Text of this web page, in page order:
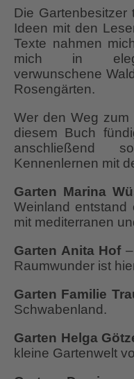
Die Gartenbesitzer
Ideen mit den
Texte nahmen
mich in
verwunschene
Rosengärten.
Wer den Weg
diesem Buch
anschließend
Kennenlernen mit
Garten Marina
Weinland entstand
mit mediterranen
Garten Anita Hof–
Raumwunder ist
Garten Familie
Schwabenland.
Garten Helga
kleine Gartenwelt